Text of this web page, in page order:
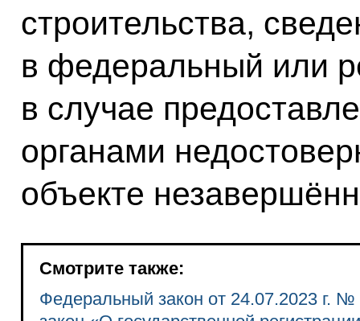
строительства,
в федеральный или
в случае
органами
объекте
Смотрите также:
Федеральный закон от 24.07.2023 г.